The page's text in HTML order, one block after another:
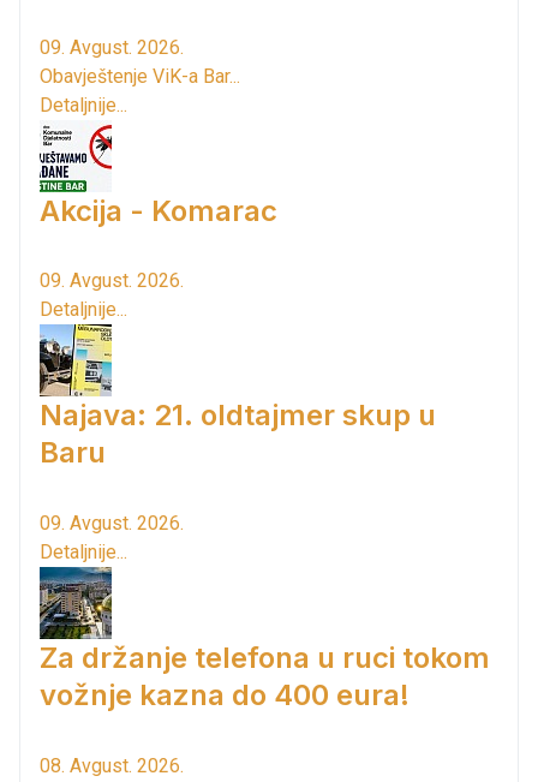
09. Avgust. 2026.
Obavještenje ViK-a Bar...
Detaljnije...
Akcija - Komarac
09. Avgust. 2026.
Detaljnije...
Najava: 21. oldtajmer skup u
Baru
09. Avgust. 2026.
Detaljnije...
Za držanje telefona u ruci tokom
vožnje kazna do 400 eura!
08. Avgust. 2026.